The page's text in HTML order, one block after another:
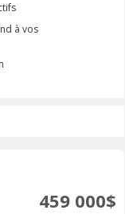
à vos
459 000$